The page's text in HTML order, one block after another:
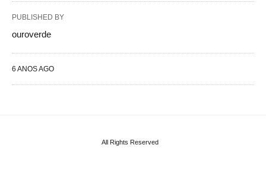
PUBLISHED BY
ouroverde
6 ANOS AGO
All Rights Reserved